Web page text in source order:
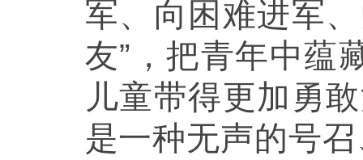
军、向困难进军
友”，把青年中蕴
儿童带得更加勇
是一种无声的号